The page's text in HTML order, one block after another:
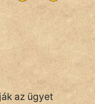
az ügyet